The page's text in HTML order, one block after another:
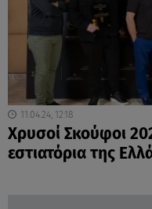
11.04.24, 12:18
Χρυσοί Σκούφοι
εστιατόρια της